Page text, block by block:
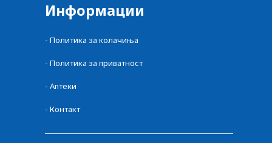
Информации
- Политика за колачиња
- Политика за приватност
- Аптеки
- Контакт